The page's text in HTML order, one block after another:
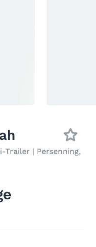
Trailer | Persenning,